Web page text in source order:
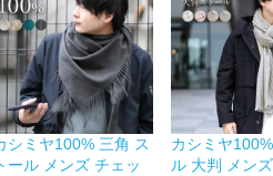
シミヤ100% 三角 ス
ール メンズ チェッ
カシミヤ
ル 大判 メン